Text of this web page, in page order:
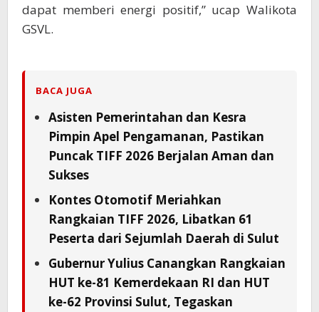
dapat memberi energi positif,” ucap Walikota
GSVL.
BACA JUGA
Asisten Pemerintahan dan Kesra
Pimpin Apel Pengamanan, Pastikan
Puncak TIFF 2026 Berjalan Aman dan
Sukses
Kontes Otomotif Meriahkan
Rangkaian TIFF 2026, Libatkan 61
Peserta dari Sejumlah Daerah di Sulut
Gubernur Yulius Canangkan Rangkaian
HUT ke-81 Kemerdekaan RI dan HUT
ke-62 Provinsi Sulut, Tegaskan